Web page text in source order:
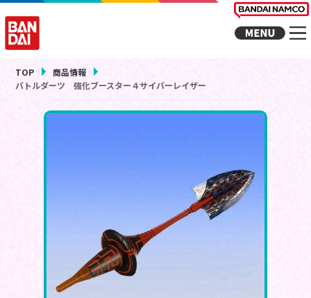
TOP
商品情報
バトルダーツ 強化ブースター４サイバーレイザー